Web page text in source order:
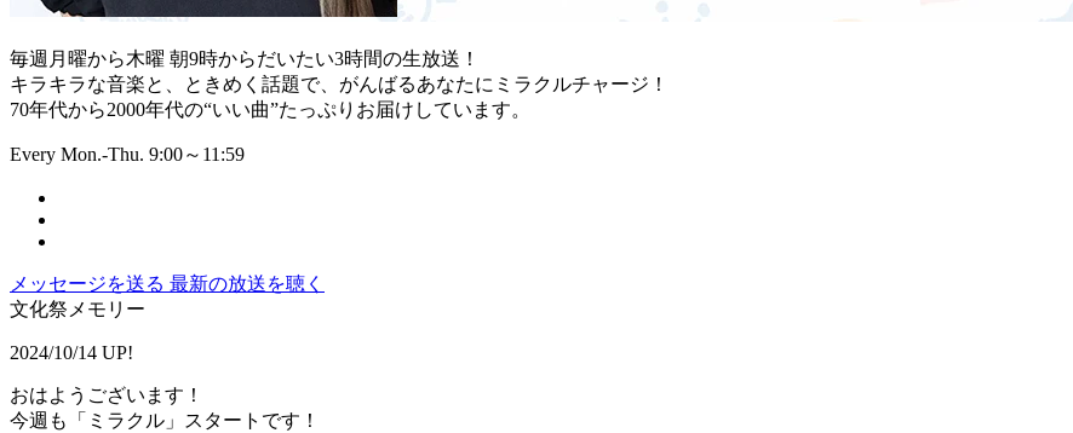
毎週月曜から木曜 朝9時からだいたい3時間の生放送！
キラキラな音楽と、ときめく話題で、がんばるあなたにミラクルチャージ！
70年代から2000年代の“いい曲”たっぷりお届けしています。
Every Mon.-Thu. 9:00～11:59
メッセージを送る 最新の放送を聴く
文化祭メモリー
2024/10/14 UP!
おはようございます！
今週も「ミラクル」スタートです！